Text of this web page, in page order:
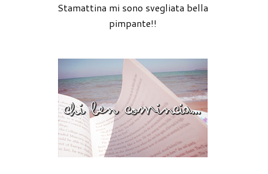
Stamattina mi sono svegliata bella
pimpante!!